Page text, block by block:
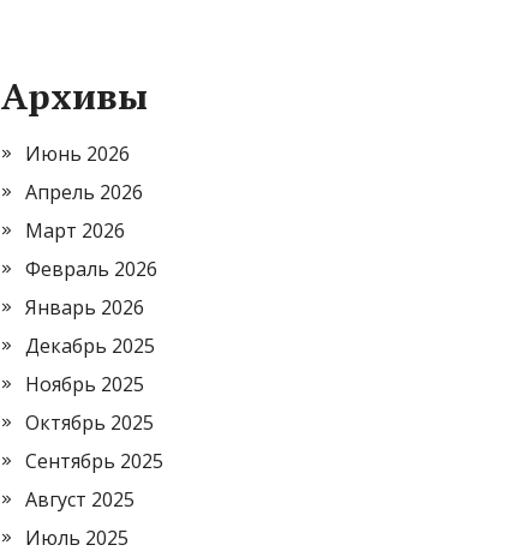
Архивы
Июнь 2026
Апрель 2026
Март 2026
Февраль 2026
Январь 2026
Декабрь 2025
Ноябрь 2025
Октябрь 2025
Сентябрь 2025
Август 2025
Июль 2025